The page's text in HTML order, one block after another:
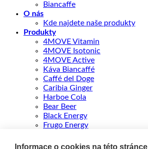
Biancaffe
O nás
Kde najdete naše produkty
Produkty
4MOVE Vitamin
4MOVE Isotonic
4MOVE Active
Káva Biancaffé
Caffé del Doge
Caribia Ginger
Harboe Cola
Bear Beer
Black Energy
Frugo Energy
Fitella
Informace o cookies na této stránce